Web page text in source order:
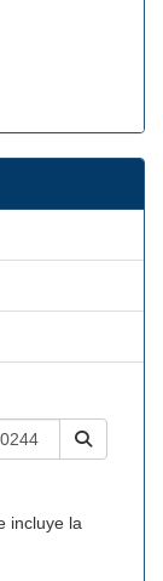
incluye la